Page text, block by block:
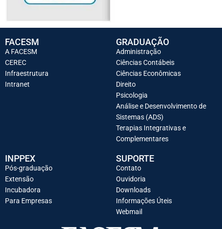
FACESM
A FACESM
CEREC
Infraestrutura
Intranet
GRADUAÇÃO
Administração
Ciências Contábeis
Ciências Econômicas
Direito
Psicologia
Análise e Desenvolvimento de
Sistemas (ADS)
Terapias Integrativas e
Complementares
INPPEX
Pós-graduação
Extensão
Incubadora
Para Empresas
SUPORTE
Contato
Ouvidoria
Downloads
Informações Úteis
Webmail